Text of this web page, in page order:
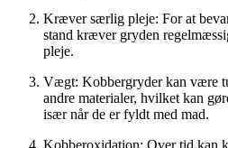
Kræver særlig pleje: For at
stand kræver gryden
pleje.
Vægt: Kobbergryder kan være
andre materialer, hvilket kan
især når de er fyldt med mad.
Kobberoxidation: Over tid kan